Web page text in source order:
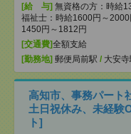
[給 与] 無資格の方：時給
福祉士：時給1600円～
1450円～1812円
[交通費]全額支給
[勤務地] 郵便局前駅 / 大安寺
高知市、事務パート
土日祝休み、未経験
ト]